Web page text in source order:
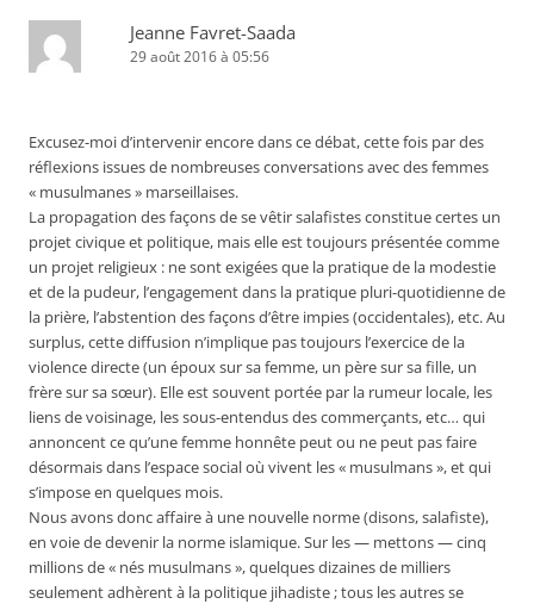
Jeanne Favret-Saada
29 août 2016 à 05:56
Excusez-moi d’intervenir encore dans ce débat, cette fois par des
réflexions issues de nombreuses conversations avec des femmes
« musulmanes » marseillaises.
La propagation des façons de se vêtir salafistes constitue certes un
projet civique et politique, mais elle est toujours présentée comme
un projet religieux : ne sont exigées que la pratique de la modestie
et de la pudeur, l’engagement dans la pratique pluri-quotidienne de
la prière, l’abstention des façons d’être impies (occidentales), etc. Au
surplus, cette diffusion n’implique pas toujours l’exercice de la
violence directe (un époux sur sa femme, un père sur sa fille, un
frère sur sa sœur). Elle est souvent portée par la rumeur locale, les
liens de voisinage, les sous-entendus des commerçants, etc… qui
annoncent ce qu’une femme honnête peut ou ne peut pas faire
désormais dans l’espace social où vivent les « musulmans », et qui
s’impose en quelques mois.
Nous avons donc affaire à une nouvelle norme (disons, salafiste),
en voie de devenir la norme islamique. Sur les — mettons — cinq
millions de « nés musulmans », quelques dizaines de milliers
seulement adhèrent à la politique jihadiste ; tous les autres se